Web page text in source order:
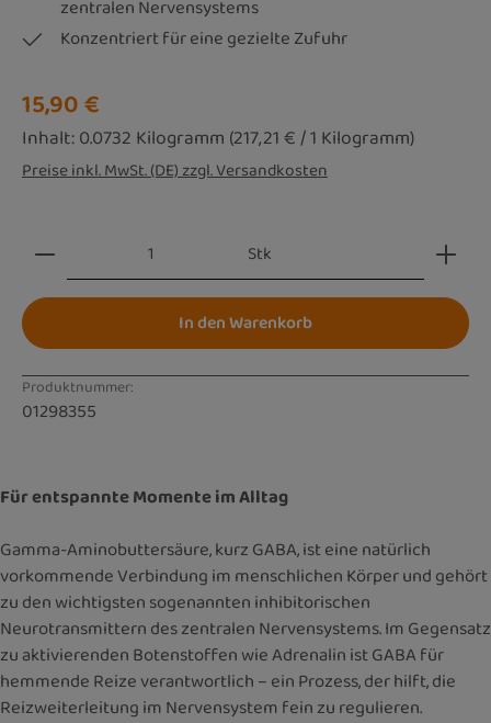
zentralen Nervensystems
Konzentriert für eine gezielte Zufuhr
Regulärer Preis:
15,90 €
Inhalt:0.0732 Kilogramm (217,21 € / 1 Kilogramm)
Preise inkl. MwSt. (DE) zzgl. Versandkosten
Produkt Anzahl: Gib den gewünschten Wert ein
Stk
In den Warenkorb
Produktnummer:
01298355
Für entspannte Momente im Alltag
Gamma-Aminobuttersäure, kurz GABA, ist eine natürlich
vorkommende Verbindung im menschlichen Körper und gehört
zu den wichtigsten sogenannten inhibitorischen
Neurotransmittern des zentralen Nervensystems. Im Gegensatz
zu aktivierenden Botenstoffen wie Adrenalin ist GABA für
hemmende Reize verantwortlich – ein Prozess, der hilft, die
Reizweiterleitung im Nervensystem fein zu regulieren.